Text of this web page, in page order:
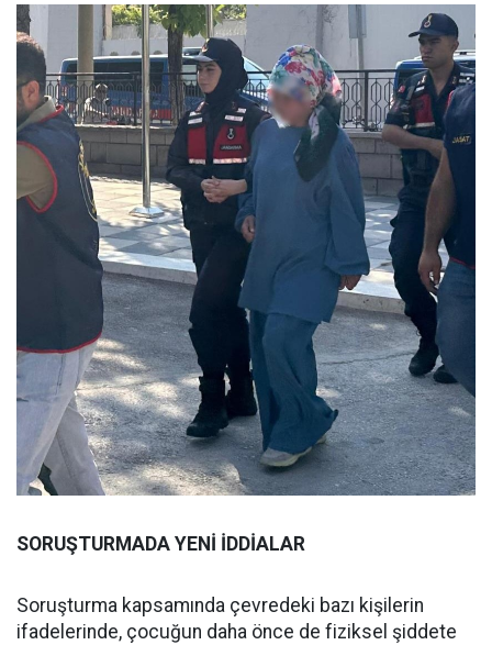
SORUŞTURMADA YENİ İDDİALAR
Soruşturma kapsamında çevredeki bazı kişilerin
ifadelerinde, çocuğun daha önce de fiziksel şiddete